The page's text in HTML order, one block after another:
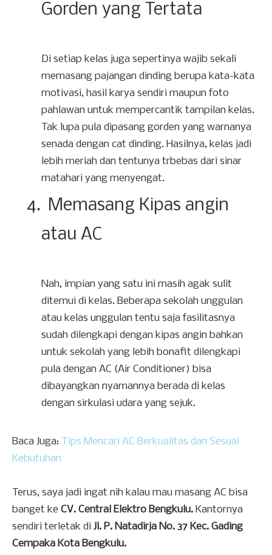
Gorden yang Tertata
Di setiap kelas juga sepertinya wajib sekali
memasang pajangan dinding berupa kata-kata
motivasi, hasil karya sendiri maupun foto
pahlawan untuk mempercantik tampilan kelas.
Tak lupa pula dipasang gorden yang warnanya
senada dengan cat dinding. Hasilnya, kelas jadi
lebih meriah dan tentunya trbebas dari sinar
matahari yang menyengat.
4. Memasang Kipas angin
atau AC
Nah, impian yang satu ini masih agak sulit
ditemui di kelas. Beberapa sekolah unggulan
atau kelas unggulan tentu saja fasilitasnya
sudah dilengkapi dengan kipas angin bahkan
untuk sekolah yang lebih bonafit dilengkapi
pula dengan AC (Air Conditioner) bisa
dibayangkan nyamannya berada di kelas
dengan sirkulasi udara yang sejuk.
Baca Juga: Tips Mencari AC Berkualitas dan Sesuai
Kebutuhan
Terus, saya jadi ingat nih kalau mau masang AC bisa
banget ke CV. Central Elektro Bengkulu. Kantornya
sendiri terletak di Jl. P. Natadirja No. 37 Kec. Gading
Cempaka Kota Bengkulu.